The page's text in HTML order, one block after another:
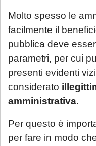
Molto spesso le
facilmente il
pubblica deve
parametri, per cui
presenti evidenti
considerato
amministrativa.
Per questo è
per fare in modo